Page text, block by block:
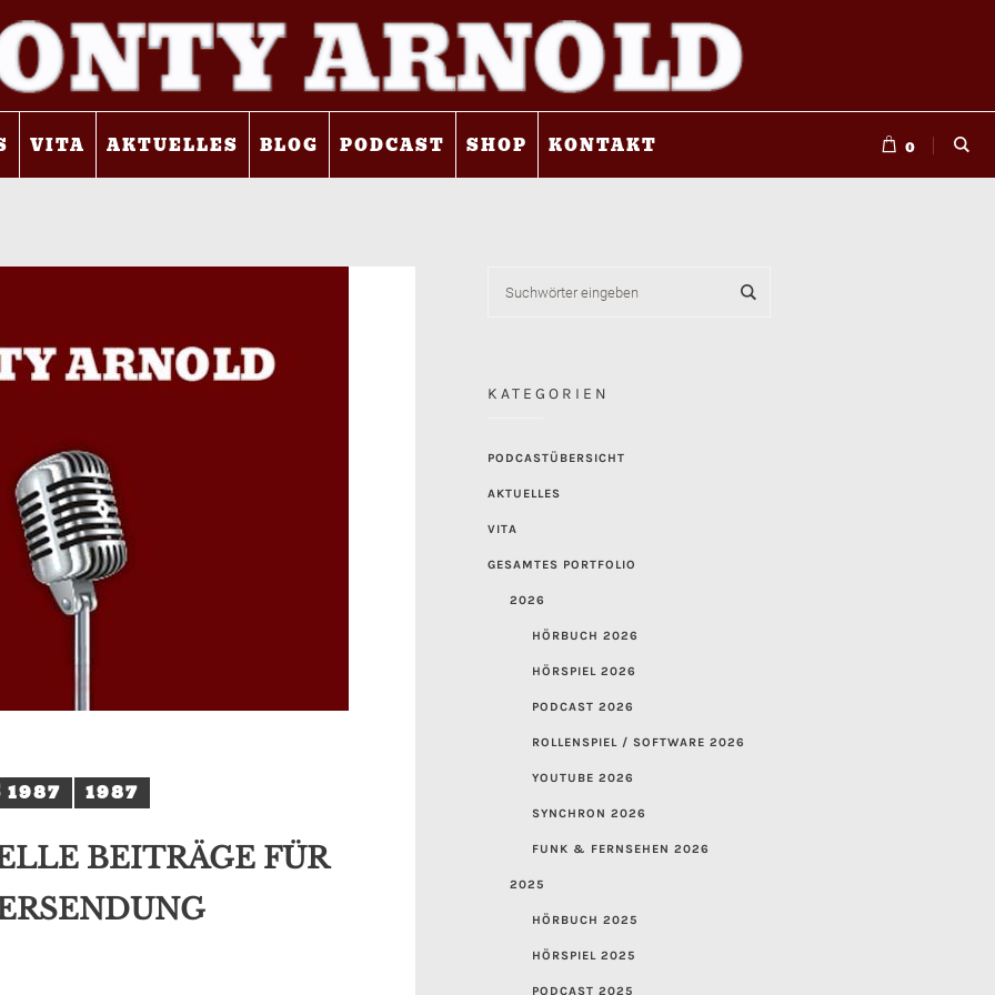
0
VITA AKTUELLES BLOG PODCAST SHOP KONTAKT
1987
BEITRÄGE FÜR
KATEGORIEN
PODCASTÜBERSICHT
AKTUELLES
VITA
GESAMTES PORTFOLIO
2026
HÖRBUCH 2026
HÖRSPIEL 2026
PODCAST 2026
ROLLENSPIEL / SOFTWARE 2026
YOUTUBE 2026
SYNCHRON 2026
FUNK & FERNSEHEN 2026
2025
HÖRBUCH 2025
HÖRSPIEL 2025
PODCAST 2025